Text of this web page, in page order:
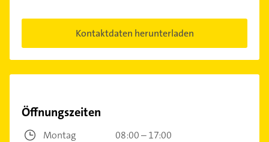
Kontaktdaten herunterladen
Öffnungszeiten
Montag
08:00 – 17:00